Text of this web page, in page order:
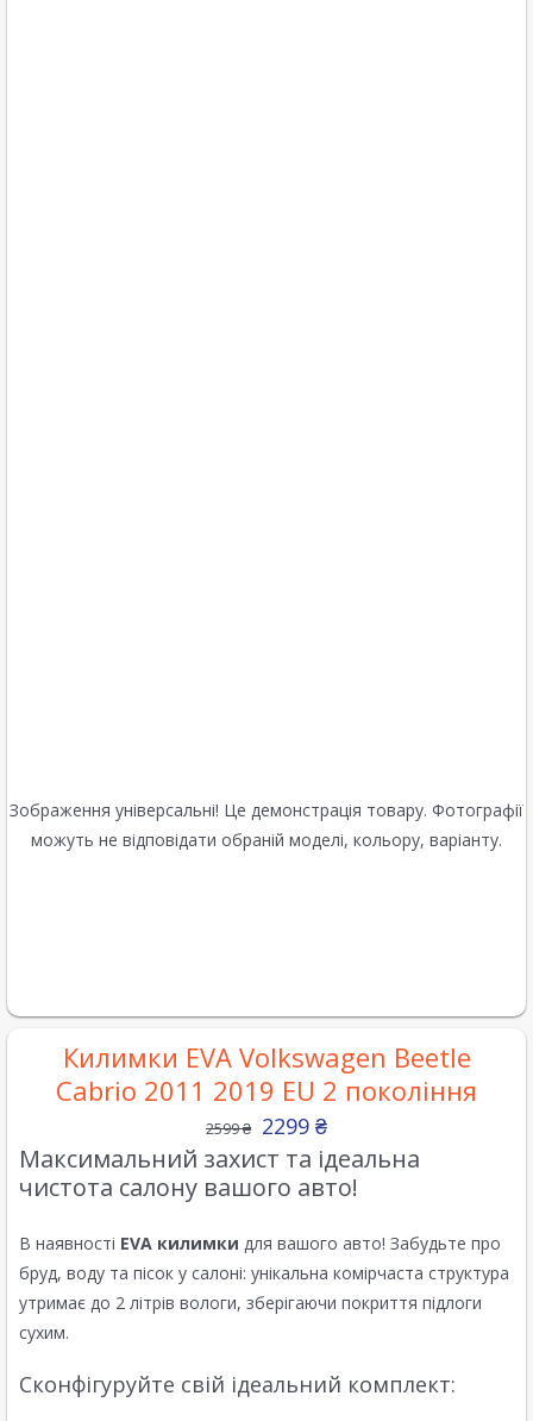
Зображення універсальні! Це демонстрація товару. Фотографії
можуть не відповідати обраній моделі, кольору, варіанту.
Килимки EVA Volkswagen Beetle
Cabrio 2011 2019 EU 2 покоління
2599₴ 2299 ₴
Максимальний захист та ідеальна
чистота салону вашого авто!
В наявності EVA килимки для вашого авто! Забудьте про
бруд, воду та пісок у салоні: унікальна комірчаста структура
утримає до 2 літрів вологи, зберігаючи покриття підлоги
сухим.
Сконфігуруйте свій ідеальний комплект: